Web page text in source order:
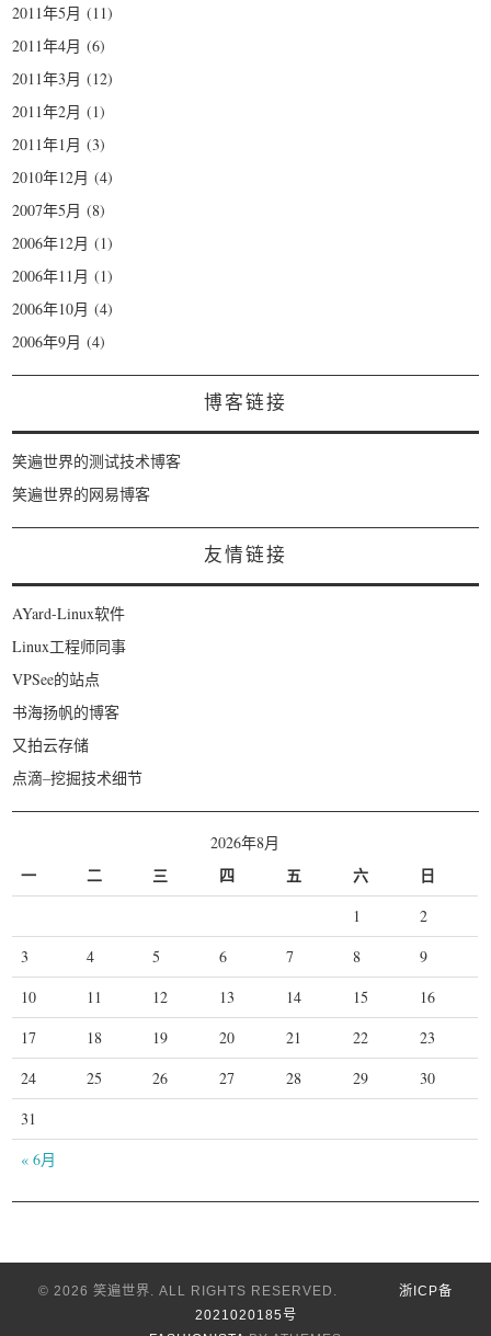
2011年5月 (11)
2011年4月 (6)
2011年3月 (12)
2011年2月 (1)
2011年1月 (3)
2010年12月 (4)
2007年5月 (8)
2006年12月 (1)
2006年11月 (1)
2006年10月 (4)
2006年9月 (4)
博客链接
笑遍世界的测试技术博客
笑遍世界的网易博客
友情链接
AYard-Linux软件
Linux工程师同事
VPSee的站点
书海扬帆的博客
又拍云存储
点滴–挖掘技术细节
2026年8月
一 二 三 四 五 六 日
« 6月
1
2
3
4 5 6 7 8
9
10
11 12 13 14 15
16
17
18 19 20 21 22
23
24
25 26 27 28 29
30
31
© 2026 笑遍世界. ALL RIGHTS RESERVED. 浙ICP备
2021020185号